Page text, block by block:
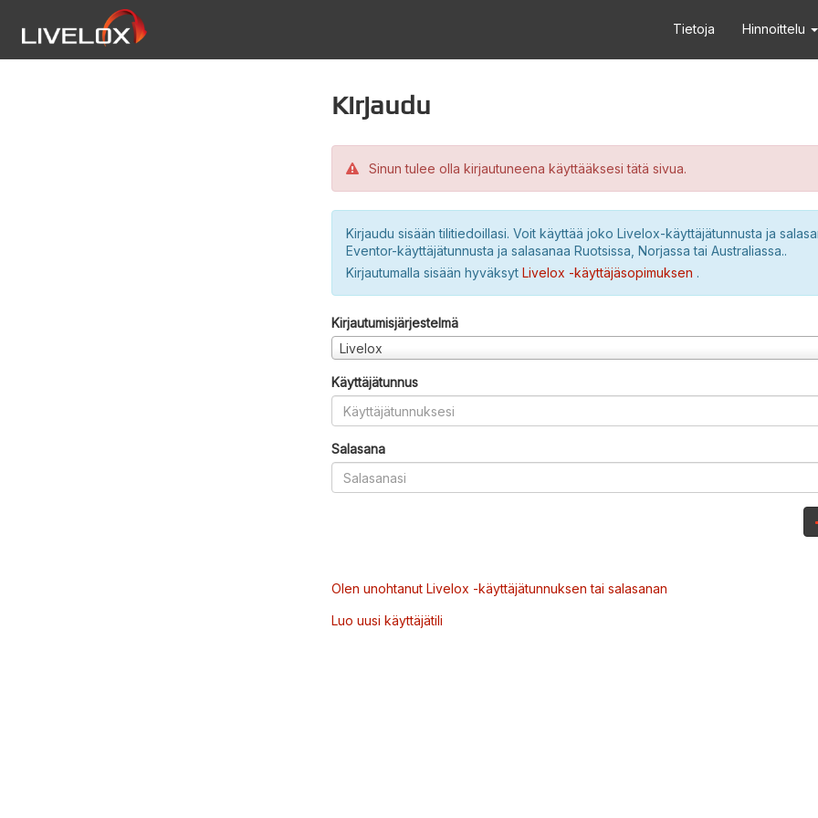
Tietoja Hinnoittelu
Kirjaudu
Sinun tulee olla kirjautuneena käyttääksesi tätä sivua.
Kirjaudu sisään tilitiedoillasi. Voit käyttää joko Livelox-käyttäjätunnusta ja
Eventor-käyttäjätunnusta ja salasanaa Ruotsissa, Norjassa tai Australiassa..
Kirjautumalla sisään hyväksyt Livelox -käyttäjäsopimuksen .
Kirjautumisjärjestelmä
Livelox
Käyttäjätunnus
Salasana
Olen unohtanut Livelox -käyttäjätunnuksen tai salasanan
Luo uusi käyttäjätili